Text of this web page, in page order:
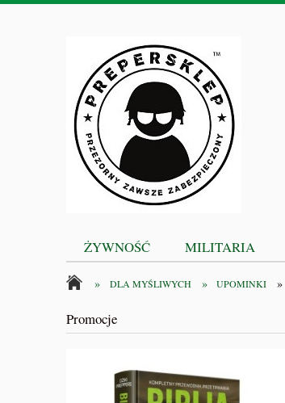
ŻYWNOŚĆ MILITARIA
» DLA MYŚLIWYCH » UPOMINKI »
Promocje